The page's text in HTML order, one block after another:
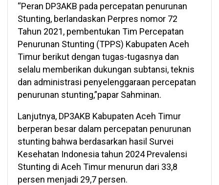
“Peran DP3AKB pada percepatan penurunan
Stunting, berlandaskan Perpres nomor 72
Tahun 2021, pembentukan Tim Percepatan
Penurunan Stunting (TPPS) Kabupaten Aceh
Timur berikut dengan tugas-tugasnya dan
selalu memberikan dukungan subtansi, teknis
dan administrasi penyelenggaraan percepatan
penurunan stunting,”papar Sahminan.
Lanjutnya, DP3AKB Kabupaten Aceh Timur
berperan besar dalam percepatan penurunan
stunting bahwa berdasarkan hasil Survei
Kesehatan Indonesia tahun 2024 Prevalensi
Stunting di Aceh Timur menurun dari 33,8
persen menjadi 29,7 persen.